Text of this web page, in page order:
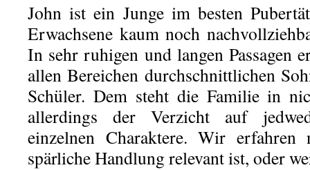
John ist ein Junge im besten
Erwachsene kaum noch
In sehr ruhigen und langen Passagen
allen Bereichen durchschnittlichen
Schüler. Dem steht die Familie in
allerdings der Verzicht auf
einzelnen Charaktere. Wir
spärliche Handlung relevant ist, oder